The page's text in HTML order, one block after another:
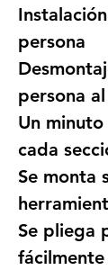
persona
persona
Un
cada
Se monta
Se pliega
fácilmente